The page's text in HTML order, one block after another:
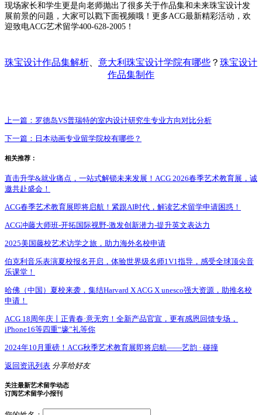
现场家长和学生更是向老师抛出了很多关于作品集和未来珠宝设计发
展前景的问题，大家可以戳下面视频哦！ 更多ACG最新精彩活动，欢
迎致电ACG艺术留学400-628-2005！
珠宝设计作品集解析 意大利珠宝设计学院有哪些 ？ 珠宝设计
作品集制作
上一篇： 罗德岛VS普瑞特的室内设计研究生专业方向对比分析
下一篇： 日本动画专业留学院校有哪些？
相关推荐：
直击升学&就业痛点，一站式解锁未来发展！ACG 2026春季艺术教育展，诚
邀共赴盛会！
ACG春季艺术教育展即将启航！紧跟AI时代，解读艺术留学申请困惑！
ACG冲藤大师班-开拓国际视野-激发创新潜力-提升英文表达力
2025美国藤校艺术访学之旅，助力海外名校申请
伯克利音乐表演夏校报名开启，体验世界级名师1V1指导，感受全球顶尖音
乐课堂！
哈佛（中国）夏校来袭，集结Harvard X ACG X unesco强大资源，助推名校
申请！
ACG 18周年庆丨正青春·意无穷！全新产品官宣，更有感恩回馈专场，
iPhone16等四重“壕”礼等你
2024年10月重磅！ACG秋季艺术教育展即将启航——艺韵 · 碰撞
返回资讯列表 分享给好友
关注最新艺术留学动态
订阅艺术留学小报刊